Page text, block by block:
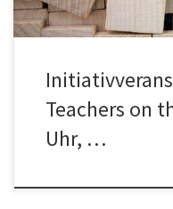
Teachers on
Uhr, …